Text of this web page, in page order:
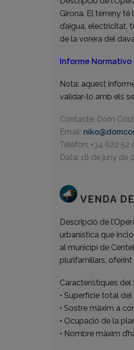
Girona. El terreny
d’aigua,
de la vorera del
Informe Normativo
Nota: aquest
validar-lo amb els
Contacte: Dom
Email:
Telèfon: +34 622 52
Data: 18 de juny de
VENDA
Descripció de
urbanística que
al municipi de
plurifamiliars,
Característiques del
• Superfície total del
• Sostre màxim a
• Ocupació de la
• Nombre màxim